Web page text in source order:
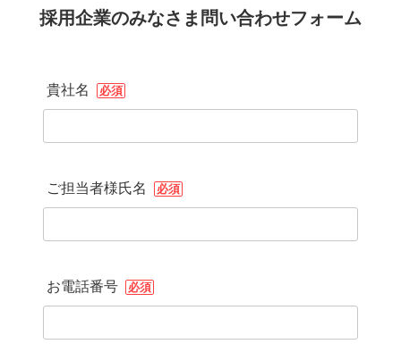
採用企業のみなさま問い合わせフォーム
貴社名 必須
ご担当者様氏名 必須
お電話番号 必須